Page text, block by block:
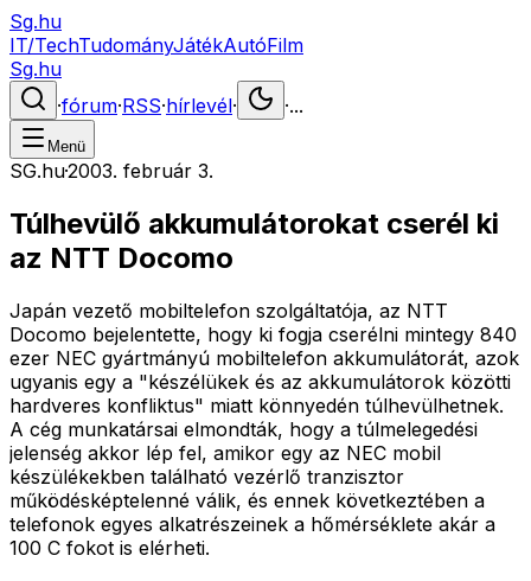
Sg.hu
IT/TechTudományJátékAutóFilm
Sg.hu
·fórum·RSS·hírlevél· ·...
Menü
SG.hu·2003. február 3.
Túlhevülő akkumulátorokat cserél ki
az NTT Docomo
Japán vezető mobiltelefon szolgáltatója, az NTT
Docomo bejelentette, hogy ki fogja cserélni mintegy 840
ezer NEC gyártmányú mobiltelefon akkumulátorát, azok
ugyanis egy a "készélükek és az akkumulátorok közötti
hardveres konfliktus" miatt könnyedén túlhevülhetnek.
A cég munkatársai elmondták, hogy a túlmelegedési
jelenség akkor lép fel, amikor egy az NEC mobil
készülékekben található vezérlő tranzisztor
működésképtelenné válik, és ennek következtében a
telefonok egyes alkatrészeinek a hőmérséklete akár a
100 C fokot is elérheti.